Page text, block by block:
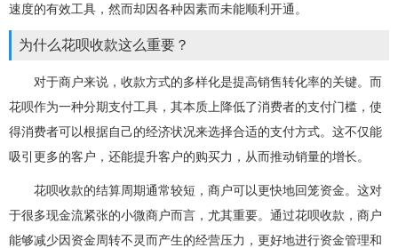
速度的有效工具，然而却因各种因素而未能顺利开通。
为什么花呗收款这么重要？
对于商户来说，收款方式的多样化是提高销售转化率的关键。而
花呗作为一种分期支付工具，其本质上降低了消费者的支付门槛，使
得消费者可以根据自己的经济状况来选择合适的支付方式。这不仅能
吸引更多的客户，还能提升客户的购买力，从而推动销量的增长。
花呗收款的结算周期通常较短，商户可以更快地回笼资金。这对
于很多现金流紧张的小微商户而言，尤其重要。通过花呗收款，商户
能够减少因资金周转不灵而产生的经营压力，更好地进行资金管理和